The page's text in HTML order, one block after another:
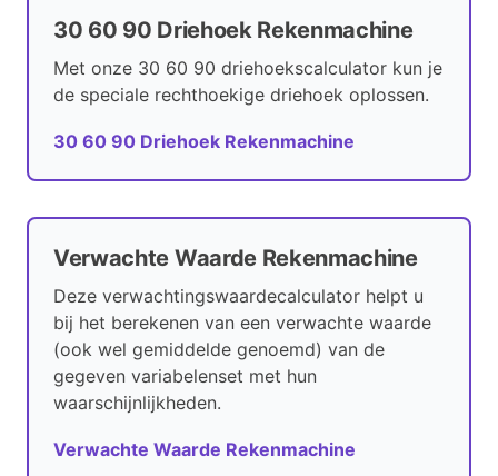
30 60 90 Driehoek Rekenmachine
Met onze 30 60 90 driehoekscalculator kun je
de speciale rechthoekige driehoek oplossen.
30 60 90 Driehoek Rekenmachine
Verwachte Waarde Rekenmachine
Deze verwachtingswaardecalculator helpt u
bij het berekenen van een verwachte waarde
(ook wel ​gemiddelde genoemd) van de
gegeven variabelenset met hun
waarschijnlijkheden.
Verwachte Waarde Rekenmachine